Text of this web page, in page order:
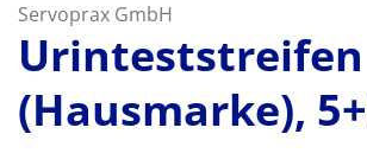
Servoprax GmbH
Urinteststreifen
(Hausmarke),